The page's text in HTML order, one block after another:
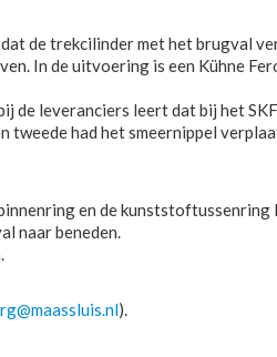
de trekcilinder met het brugval
In de uitvoering is een Kühne
de leveranciers leert dat bij het
tweede had het smeernippel
en de
naar beneden.
).